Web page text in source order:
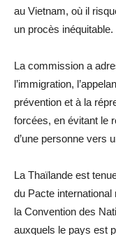
au Vietnam, où il
un procès inéquitable.
La commission a
l’immigration,
prévention et à la
forcées, en évitant le
d’une personne vers
La Thaïlande est
du Pacte
la Convention des
auxquels le pays est